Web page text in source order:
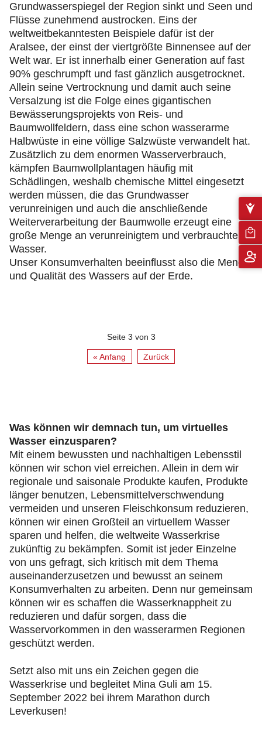
Grundwasserspiegel der Region sinkt und Seen und
Flüsse zunehmend austrocken. Eins der
weltweitbekanntesten Beispiele dafür ist der
Aralsee, der einst der viertgrößte Binnensee auf der
Welt war. Er ist innerhalb einer Generation auf fast
90% geschrumpft und fast gänzlich ausgetrocknet.
Allein seine Vertrocknung und damit auch seine
Versalzung ist die Folge eines gigantischen
Bewässerungsprojekts von Reis- und
Baumwollfeldern, dass eine schon wasserarme
Halbwüste in eine völlige Salzwüste verwandelt hat.
Zusätzlich zu dem enormen Wasserverbrauch,
kämpfen Baumwollplantagen häufig mit
Schädlingen, weshalb chemische Mittel eingesetzt
werden müssen, die das Grundwasser
verunreinigen und auch die anschließende
Weiterverarbeitung der Baumwolle erzeugt eine
große Menge an verunreinigtem und verbrauchtem
Wasser.
Unser Konsumverhalten beeinflusst also die Menge
und Qualität des Wassers auf der Erde.
Seite 3 von 3
« Anfang Zurück
Was können wir demnach tun, um virtuelles
Wasser einzusparen?
Mit einem bewussten und nachhaltigen Lebensstil
können wir schon viel erreichen. Allein in dem wir
regionale und saisonale Produkte kaufen, Produkte
länger benutzen, Lebensmittelverschwendung
vermeiden und unseren Fleischkonsum reduzieren,
können wir einen Großteil an virtuellem Wasser
sparen und helfen, die weltweite Wasserkrise
zukünftig zu bekämpfen. Somit ist jeder Einzelne
von uns gefragt, sich kritisch mit dem Thema
auseinanderzusetzen und bewusst an seinem
Konsumverhalten zu arbeiten. Denn nur gemeinsam
können wir es schaffen die Wasserknappheit zu
reduzieren und dafür sorgen, dass die
Wasservorkommen in den wasserarmen Regionen
geschützt werden.
Setzt also mit uns ein Zeichen gegen die
Wasserkrise und begleitet Mina Guli am 15.
September 2022 bei ihrem Marathon durch
Leverkusen!